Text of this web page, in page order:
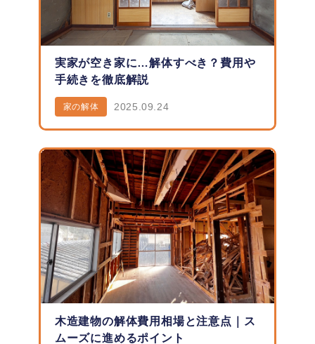
実家が空き家に…解体すべき？費用や
手続きを徹底解説
家の解体 2025.09.24
木造建物の解体費用相場と注意点｜ス
ムーズに進めるポイント